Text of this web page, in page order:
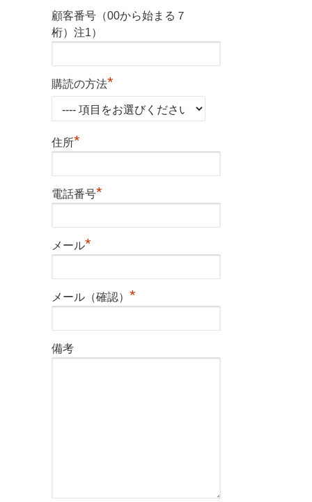
顧客番号（00から始まる７
桁）注1）
購読の方法*
住所*
電話番号*
メール*
メール（確認） *
備考